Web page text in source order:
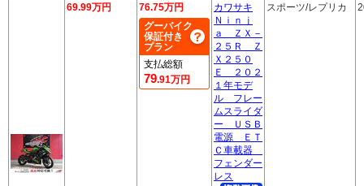
69.99万円
76.75万円
グーバイク
保証付き
プラン
支払総額
79.91万円
カワサキ
Ｎｉｎｊ
ａ ＺＸ－
２５Ｒ Ｚ
Ｘ２５０
Ｅ ２０２
１年モデ
ル フレー
ムスライダ
ー ＵＳＢ
電源 ＥＴ
Ｃ車載器
フェンダー
レス
スポーツ/レプリカ